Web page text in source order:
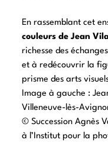
En rassemblant cet
couleurs de Jean
richesse des
et à redécouvrir la
prisme des arts
Image à gauche :
Villeneuve-lès-
© Succession Agnès
à l’Institut pour la